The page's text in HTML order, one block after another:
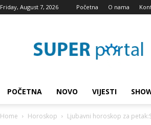
Friday, August 7, 2026 Početna O nama
blog
POČETNA NOVO VIJESTI
Home Horoskop Ljubavni horoskop za